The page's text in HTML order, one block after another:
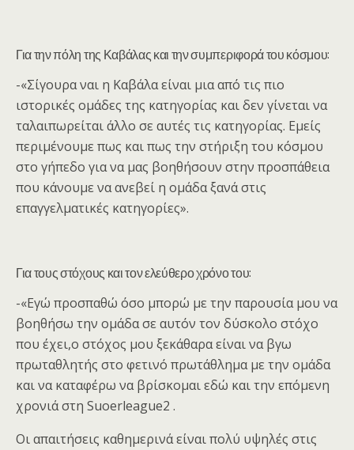
Για την πόλη της Καβάλας και την συμπεριφορά του κόσμου:
-«Σίγουρα ναι η Καβάλα είναι μια από τις πιο
ιστορικές ομάδες της κατηγορίας και δεν γίνεται να
ταλαιπωρείται άλλο σε αυτές τις κατηγορίας. Εμείς
περιμένουμε πως και πως την στήριξη του κόσμου
στο γήπεδο για να μας βοηθήσουν στην προσπάθεια
που κάνουμε να ανεβεί η ομάδα ξανά στις
επαγγελματικές κατηγορίες».
Για τους στόχους και τον ελεύθερο χρόνο του:
-«Εγώ προσπαθώ όσο μπορώ με την παρουσία μου να
βοηθήσω την ομάδα σε αυτόν τον δύσκολο στόχο
που έχει,ο στόχος μου ξεκάθαρα είναι να βγω
πρωταθλητής στο φετινό πρωτάθλημα με την ομάδα
και να καταφέρω να βρίσκομαι εδώ και την επόμενη
χρονιά στη Suoerleague2 .
Οι απαιτήσεις καθημερινά είναι πολύ υψηλές στις